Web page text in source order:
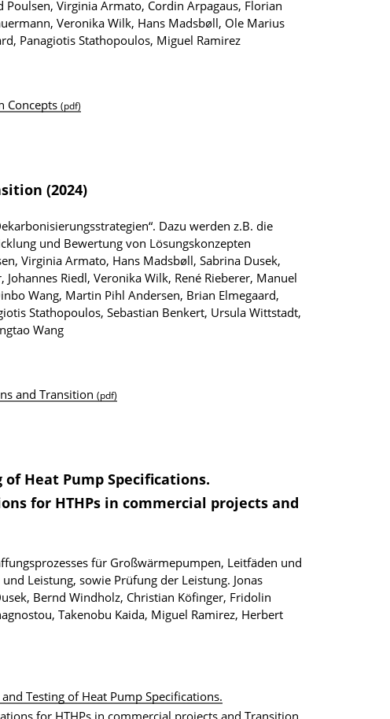
Poulsen, Virginia Armato, Cordin Arpagaus, Florian
Veronika Wilk, Hans Madsbøll, Ole Marius
Panagiotis Stathopoulos, Miguel Ramirez
Concepts (pdf)
(2024)
Dazu werden z.B. die
und Bewertung von Lösungskonzepten
Virginia Armato, Hans Madsbøll, Sabrina Dusek,
Riedl, Veronika Wilk, René Rieberer, Manuel
Wang, Martin Pihl Andersen, Brian Elmegaard,
Stathopoulos, Sebastian Benkert, Ursula Wittstadt,
Wang
and Transition (pdf)
of Heat Pump Specifications.
for HTHPs in commercial projects and
für Großwärmepumpen, Leitfäden und
Leistung, sowie Prüfung der Leistung. Jonas
Bernd Windholz, Christian Köfinger, Fridolin
Takenobu Kaida, Miguel Ramirez, Herbert
Testing of Heat Pump Specifications.
for HTHPs in commercial projects and Transition